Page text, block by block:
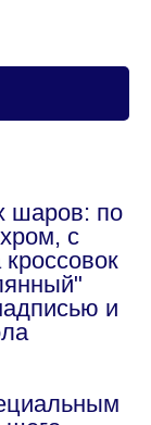
шаров: по
с
и